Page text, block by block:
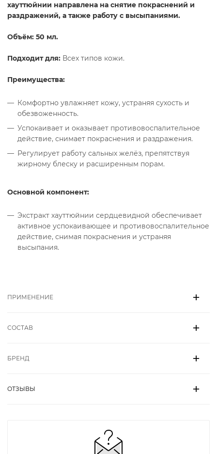
хауттюйнии направлена на снятие покраснений и
раздражений, а также работу с высыпаниями.
Объём: 50 мл.
Подходит для: Всех типов кожи.
Преимущества:
Комфортно увлажняет кожу, устраняя сухость и
обезвоженность.
Успокаивает и оказывает противовоспалительное
действие, снимает покраснения и раздражения.
Регулирует работу сальных желёз, препятствуя
жирному блеску и расширенным порам.
Основной компонент:
Экстракт хауттюйнии сердцевидной обеспечивает
активное успокаивающее и противовоспалительное
действие, снимая покраснения и устраняя
высыпания.
ПРИМЕНЕНИЕ
СОСТАВ
БРЕНД
ОТЗЫВЫ